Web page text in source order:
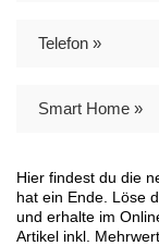
Telefon »
Smart Home »
Hier findest du die
hat ein Ende. Löse
und erhalte im
Artikel inkl.